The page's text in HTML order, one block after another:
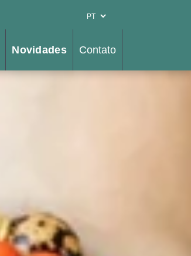
Novidades Contato